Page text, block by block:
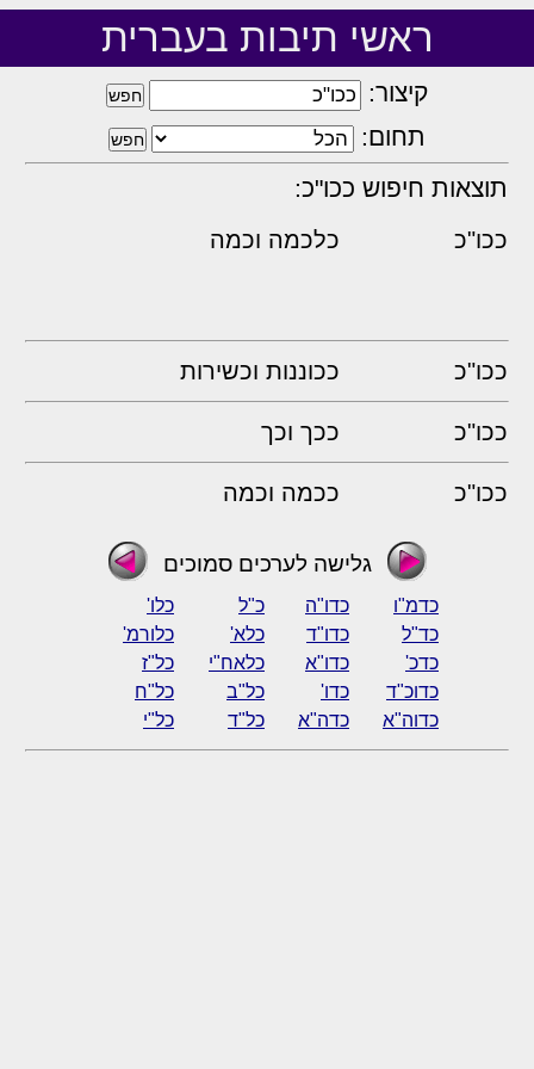
ראשי תיבות בעברית
קיצור:
תחום:
תוצאות חיפוש ככו"כ:
ככו"כ כלכמה וכמה
ככו"כ ככוננות וכשירות
ככו"כ ככך וכך
ככו"כ ככמה וכמה
גלישה לערכים סמוכים
כדמ"ו כדו"ה כ"ל
כלו'
כד"ל
כדו"ד כלא'
כלורמ'
כדכ'
כדו"א כלאח"י
כל"ז
כדוכ"ד
כדו' כל"ב
כל"ח
כדוה"א
כדה"א כל"ד כל"י